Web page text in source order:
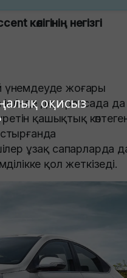
оқисыз
көлігінің негізгі
үнемдеуде жоғары
де, трассада да
қашықтық
ұзақ сапарларда
қол жеткізеді.